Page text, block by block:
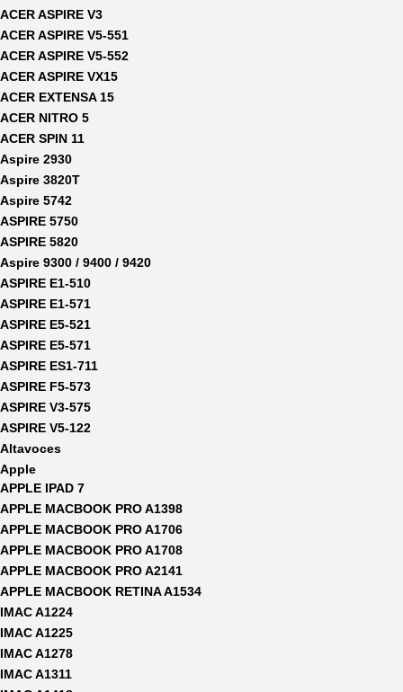
ACER ASPIRE V3
ACER ASPIRE V5-551
ACER ASPIRE V5-552
ACER ASPIRE VX15
ACER EXTENSA 15
ACER NITRO 5
ACER SPIN 11
Aspire 2930
Aspire 3820T
Aspire 5742
ASPIRE 5750
ASPIRE 5820
Aspire 9300 / 9400 / 9420
ASPIRE E1-510
ASPIRE E1-571
ASPIRE E5-521
ASPIRE E5-571
ASPIRE ES1-711
ASPIRE F5-573
ASPIRE V3-575
ASPIRE V5-122
Altavoces
Apple
APPLE IPAD 7
APPLE MACBOOK PRO A1398
APPLE MACBOOK PRO A1706
APPLE MACBOOK PRO A1708
APPLE MACBOOK PRO A2141
APPLE MACBOOK RETINA A1534
IMAC A1224
IMAC A1225
IMAC A1278
IMAC A1311